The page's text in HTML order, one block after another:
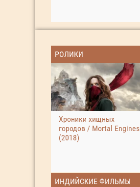
РОЛИКИ
Хроники хищных
городов / Mortal Engines
(2018)
ИНДИЙСКИЕ ФИЛЬМЫ